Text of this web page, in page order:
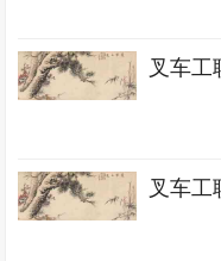
叉车工
叉车工